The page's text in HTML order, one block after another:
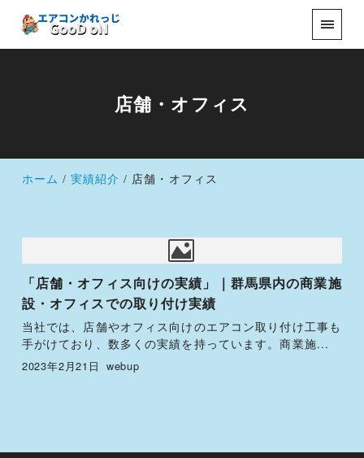
店舗・オフィス
ホーム 実績紹介 店舗・オフィス
「店舗・オフィス向けの実績」｜群馬県内の商業施
設・オフィスでの取り付け実績
当社では、店舗やオフィス向けのエアコン取り付け工事も
手がけており、数多くの実績を持っています。商業施...
2023年2月21日 webup